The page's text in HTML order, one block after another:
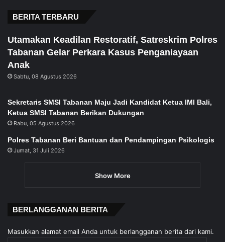
BERITA TERBARU
Utamakan Keadilan Restoratif, Satreskrim Polres
Tabanan Gelar Perkara Kasus Penganiayaan
Anak
Sabtu, 08 Agustus 2026
Sekretaris SMSI Tabanan Maju Jadi Kandidat Ketua IMI Bali,
Ketua SMSI Tabanan Berikan Dukungan
Rabu, 05 Agustus 2026
Polres Tabanan Beri Bantuan dan Pendampingan Psikologis
Jumat, 31 Juli 2026
Show More
BERLANGGANAN BERITA
Masukkan alamat email Anda untuk berlangganan berita dari kami.